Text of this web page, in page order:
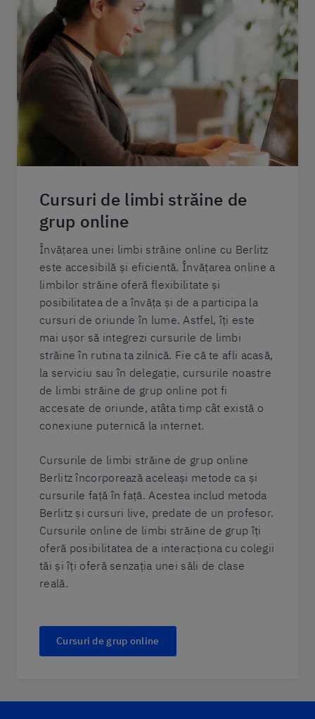
Cursuri de limbi străine de
grup online
Învățarea unei limbi străine online cu Berlitz
este accesibilă și eficientă. Învățarea online a
limbilor străine oferă flexibilitate și
posibilitatea de a învăța și de a participa la
cursuri de oriunde în lume. Astfel, îți este
mai ușor să integrezi cursurile de limbi
străine în rutina ta zilnică. Fie că te afli acasă,
la serviciu sau în delegație, cursurile noastre
de limbi străine de grup online pot fi
accesate de oriunde, atâta timp cât există o
conexiune puternică la internet.
Cursurile de limbi străine de grup online
Berlitz încorporează aceleași metode ca și
cursurile față în față. Acestea includ metoda
Berlitz și cursuri live, predate de un profesor.
Cursurile online de limbi străine de grup îți
oferă posibilitatea de a interacționa cu colegii
tăi și îți oferă senzația unei săli de clase
reală.
Cursuri de grup online